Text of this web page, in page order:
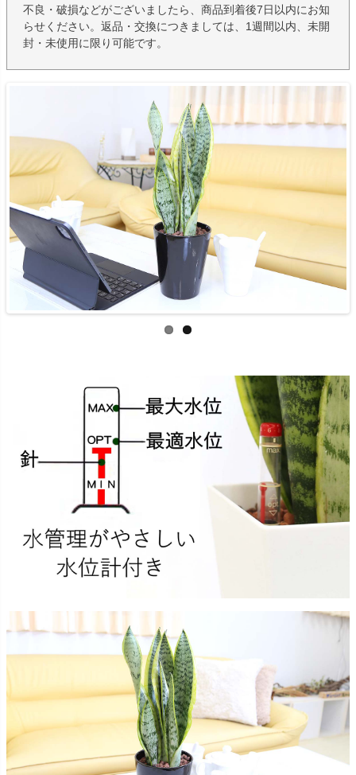
不良・破損などがございましたら、商品到着後7日以内にお知
らせください。返品・交換につきましては、1週間以内、未開
封・未使用に限り可能です。